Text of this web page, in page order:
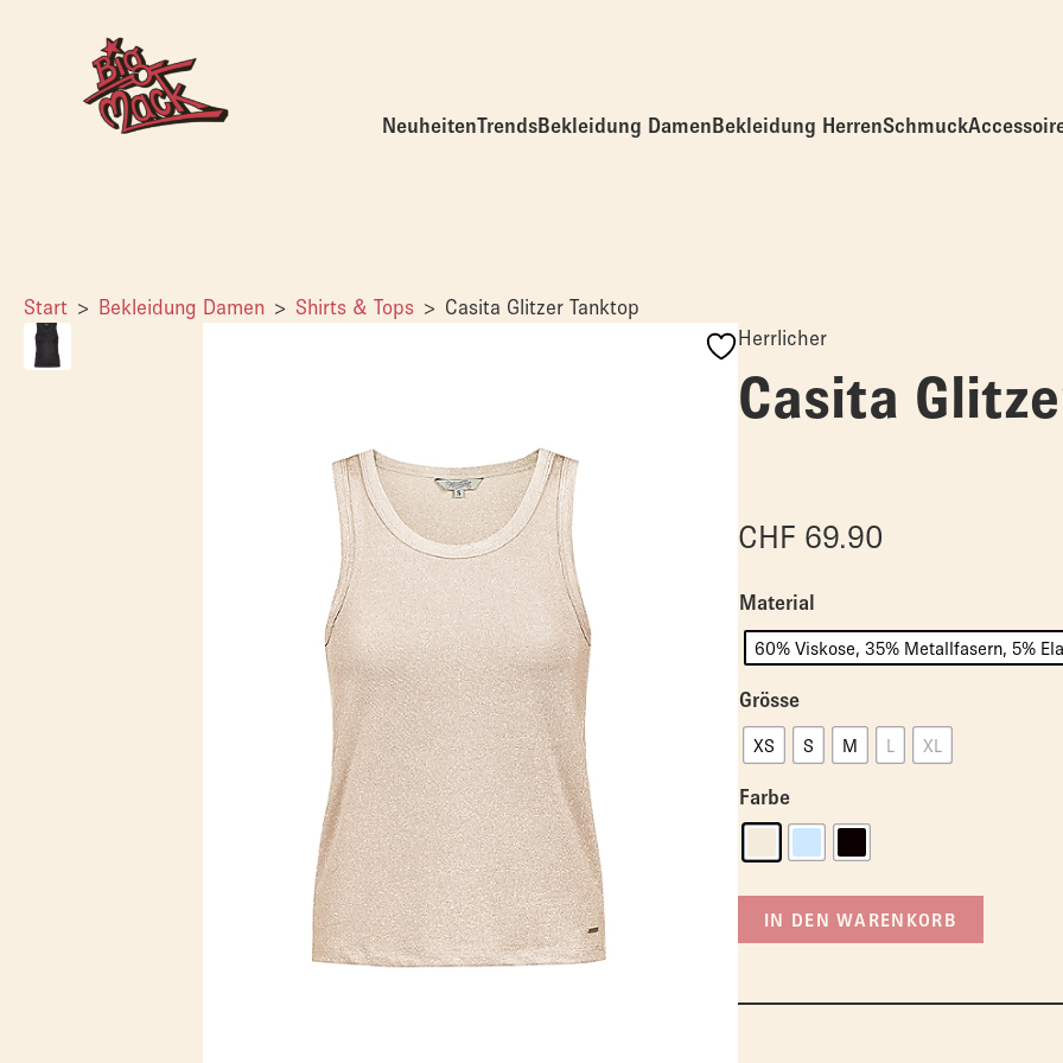
NeuheitenTrendsBekleidung DamenBekleidung HerrenSchmuck
Start Bekleidung Damen Shirts & Tops Casita Glitzer Tanktop
Herrlicher
Casita
CHF 69.90
Material
60% Viskose, 35% Metallfasern, 5%
Grösse
XS S M L XL
Farbe
IN DEN WARENKORB